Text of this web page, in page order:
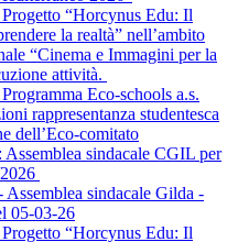
“Horcynus Edu: Il
la realtà” nell’ambito
“Cinema e Immagini per la
attività.
Eco-schools a.s.
rappresentanza studentesca
dell’Eco-comitato
sindacale CGIL per
sindacale Gilda -
05-03-26
“Horcynus Edu: Il